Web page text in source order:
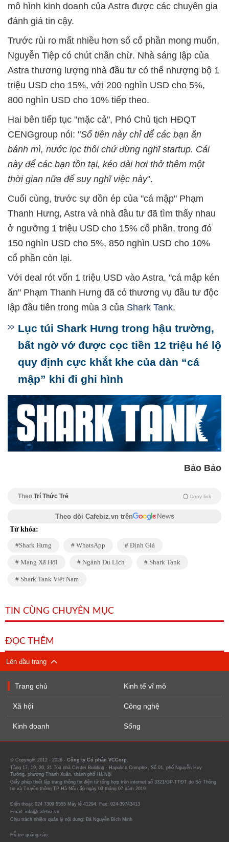
mô hình kinh doanh của Astra được các chuyên gia
đánh giá tin cậy.
Trước rủi ro mất nhiều hơn số cổ phần mong muốn,
Nguyễn Tiệp có chút chần chừ. Nhà sáng lập của
Astra thương lượng nhà đầu tư có thể nhượng bộ 1
triệu USD cho 15%, với 200 nghìn USD cho 5%,
800 nghìn USD cho 10% tiếp theo.
Hai bên tiếp tục "mặc cả", Phó Chủ tịch HĐQT
CENGgroup nói: "Số tiền này chỉ để các bạn ăn
bánh mì, nước lọc thôi chứ đừng nghĩ startup. Cái
này để các bạn tồn tại, kéo dài hơi thở thêm một
thời gian nữa để suy nghĩ việc này".
Cuối cùng, trước sự dồn ép của "cá mập" Phạm
Thanh Hưng, Astra và nhà đầu tư đã tìm thấy nhau
ở ngưỡng 1 triệu USD cho 15% cổ phần, trong đó
150 nghìn USD cho 5%, 850 nghìn USD cho 10%
cổ phần còn lại.
Với deal rót vốn 1 triệu USD vào Astra, "cá mập kén
ăn" Phạm Thanh Hưng đã có thương vụ đầu tư độc
lập đầu tiên trong mùa 3 của Shark Tank.
Lục túi Shark Hưng trong hậu trường,
bất ngờ vớ được cọc tiền 12 triệu hé lộ
quy định cực khắt khe của dàn “cá
mập” khi đi ghi hình
Bảo Bảo
Theo Trí Thức Trẻ Copy link
Theo dõi Cafebiz.vn trên
Từ khóa:
Shark Hưng WhatsApp Định Giá
Mạng Xã Hội Ngành Du Lịch Shark Tank
Shark Tank Việt Nam
TIN CÙNG CHUYÊN MỤC
ĐỌC THÊM
Lên đầu trang
Trang chủ
Xã hội
Kinh doanh
Kinh tế vĩ mô
Công nghệ
Sống
© Copyright 2012 - 2026 - Công ty Cổ phần VCCorp.
Tầng 17, 19, 20, 21 Toà nhà Center Building - Hapulico Complex, Số 01, phố Nguyễn Huy
Tưởng, phường Thanh Xuân, thành phố Hà Nội
Giấy phép thiết lập trang thông tin điện tử tổng hợp trên internet số 3321/GP-TTĐT do Sở Thông
tin và Truyền thông TP Hà Nội cấp ngày 03 tháng 07 năm 2019.
Điện thoại: 024 7309 5555 Máy lẻ 41294. Fax: 024-39743413
Email: info@cafebiz.vn
Chịu trách nhiệm quản lý nội dung: Bà Nguyễn Bích Minh
Hỗ trợ quảng cáo: